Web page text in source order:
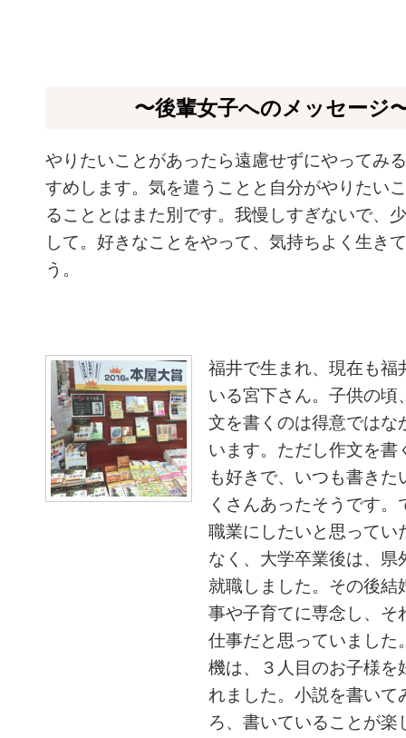
〜後輩女子へのメッセージ
やりたいことがあったら遠慮せずにやってみ
すめします。気を遣うことと自分がやりたい
ることとはまた別です。我慢しすぎないで、
して。好きなことをやって、気持ちよく生き
う。
福井で生まれ、現在も福
いる宮下さん。子供の頃
文を書くのは得意ではな
います。ただし作文を書
も好きで、いつも書きた
くさんあったそうです。
職業にしたいと思ってい
なく、大学卒業後は、県
就職しました。その後結
事や子育てに専念し、そ
仕事だと思っていました
機は、３人目のお子様を
れました。小説を書いて
ろ、書いていることが楽